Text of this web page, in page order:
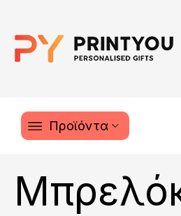
Προϊόντα